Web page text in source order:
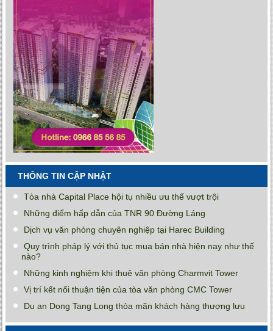
THÔNG TIN CẬP NHẬT
Tòa nhà Capital Place hội tụ nhiều ưu thế vượt trội
Những điểm hấp dẫn của TNR 90 Đường Láng
Dịch vụ văn phòng chuyên nghiệp tại Harec Building
Quy trình pháp lý với thủ tục mua bán nhà hiện nay như thế
nào?
Những kinh nghiệm khi thuê văn phòng Charmvit Tower
Vị trí kết nối thuận tiện của tòa văn phòng CMC Tower
Du an Dong Tang Long thỏa mãn khách hàng thượng lưu